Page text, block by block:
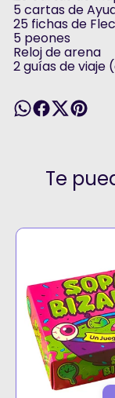
5 cartas de
25 fichas de
5 peones
Reloj de arena
2 guías de viaje
Te